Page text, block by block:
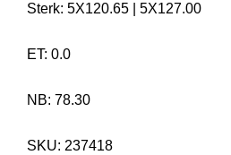
Sterk: 5X120.65 5X127.00
ET: 0.0
NB: 78.30
SKU: 237418